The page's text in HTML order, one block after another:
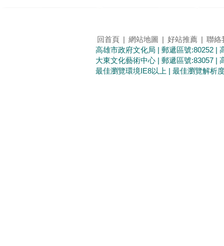
回首頁 | 網站地圖 | 好站推薦 | 聯絡
高雄市政府文化局 | 郵遞區號:80252 |
大東文化藝術中心 | 郵遞區號:83057 |
最佳瀏覽環境IE8以上 | 最佳瀏覽解析